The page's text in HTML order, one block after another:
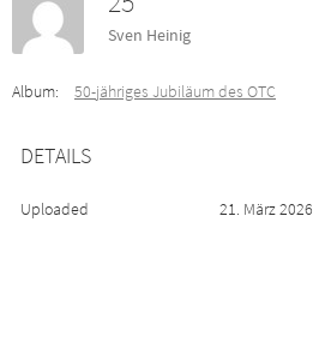
Sven Heinig
Album: 50-jähriges Jubiläum des OTC
DETAILS
Uploaded 21. März 2026